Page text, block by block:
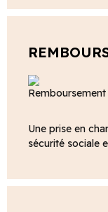
Une prise en
sécurité sociale